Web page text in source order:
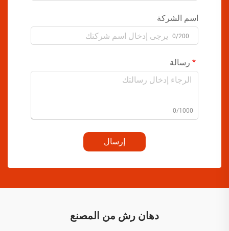
اسم الشركة
0/200
رسالة
0/1000
إرسال
دهان رش من المصنع